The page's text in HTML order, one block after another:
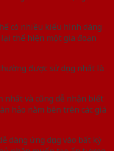
có nhiều kiểu hình dáng
thể hiện một gia đoạn
được sử dụng nhất là
nhất và cũng dễ nhận biết
hảo nằm bên trên các giá
dàng ứng dụng vào bất kỳ